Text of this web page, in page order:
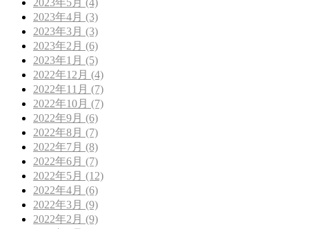
2023年4月 (3)
2023年3月 (3)
2023年2月 (6)
2023年1月 (5)
2022年12月 (4)
2022年11月 (7)
2022年10月 (7)
2022年9月 (6)
2022年8月 (7)
2022年7月 (8)
2022年6月 (7)
2022年5月 (12)
2022年4月 (6)
2022年3月 (9)
2022年2月 (9)